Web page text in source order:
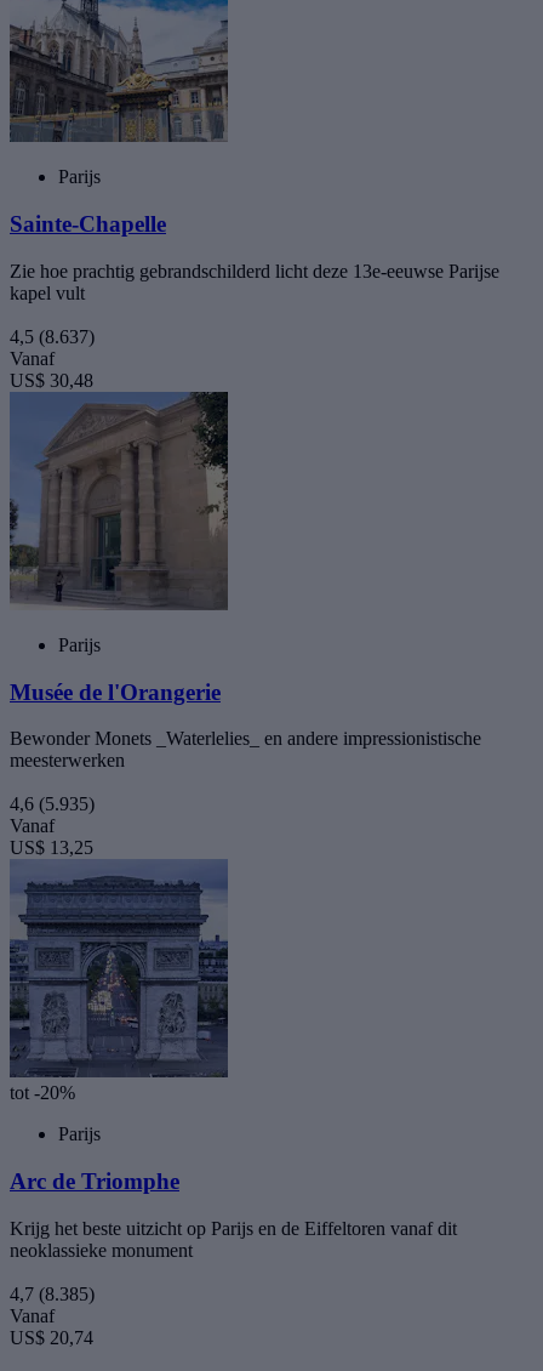
Parijs
Sainte-Chapelle
Zie hoe prachtig gebrandschilderd licht deze 13e-eeuwse Parijse
kapel vult
4,5 (8.637)
Vanaf
US$ 30,48
Parijs
Musée de l'Orangerie
Bewonder Monets _Waterlelies_ en andere impressionistische
meesterwerken
4,6 (5.935)
Vanaf
US$ 13,25
tot -20%
Parijs
Arc de Triomphe
Krijg het beste uitzicht op Parijs en de Eiffeltoren vanaf dit
neoklassieke monument
4,7 (8.385)
Vanaf
US$ 20,74